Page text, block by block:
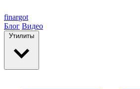
finargot
Блог Видео
Утилиты